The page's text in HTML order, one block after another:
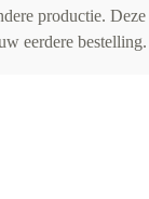
productie.
eerdere bestelling.